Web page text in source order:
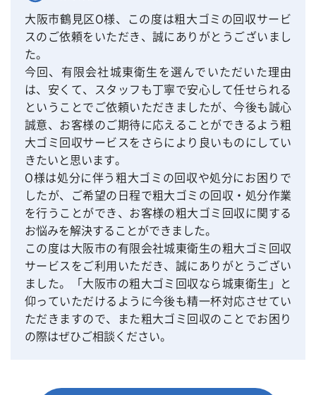
大阪市鶴見区O様、この度は粗大ゴミの回収サービ
スのご依頼をいただき、誠にありがとうございまし
た。
今回、有限会社城東衛生を選んでいただいた理由
は、安くて、スタッフも丁寧で安心して任せられる
ということでご依頼いただきましたが、今後も誠心
誠意、お客様のご期待に応えることができるよう粗
大ゴミ回収サービスをさらにより良いものにしてい
きたいと思います。
O様は処分に伴う粗大ゴミの回収や処分にお困りで
したが、ご希望の日程で粗大ゴミの回収・処分作業
を行うことができ、お客様の粗大ゴミ回収に関する
お悩みを解決することができました。
この度は大阪市の有限会社城東衛生の粗大ゴミ回収
サービスをご利用いただき、誠にありがとうござい
ました。「大阪市の粗大ゴミ回収なら城東衛生」と
仰っていただけるように今後も精一杯対応させてい
ただきますので、また粗大ゴミ回収のことでお困り
の際はぜひご相談ください。